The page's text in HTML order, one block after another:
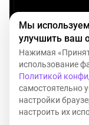
#рекорды↗️
истории с
4
Мы
улучшить ваш
Нажимая
использование
Политикой
самостоятельно
настройки
настроить их